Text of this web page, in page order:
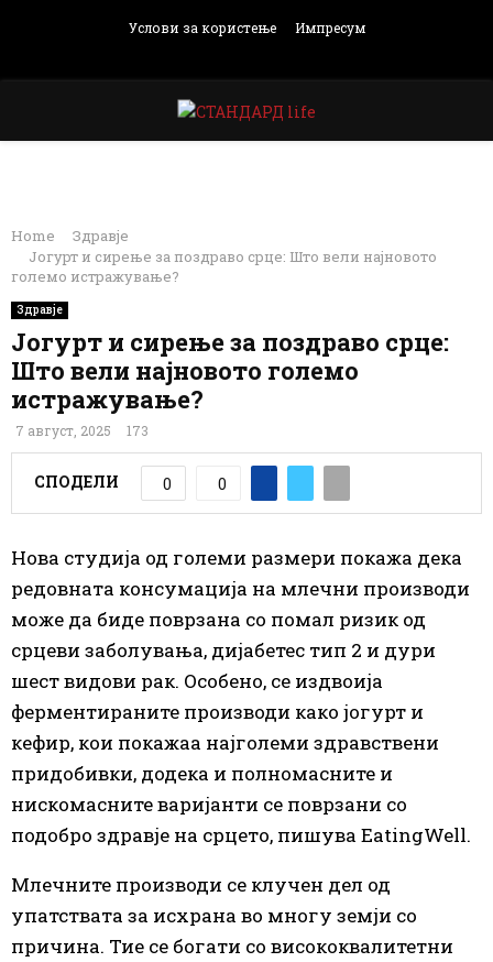
Услови за користење Импресум
PRIMARY
Home
Здравје
Јогурт и сирење за поздраво срце: Што вели најновото
големо истражување?
Здравје
Јогурт и сирење за поздраво срце:
Што вели најновото големо
истражување?
7 август, 2025 173
СПОДЕЛИ 0 0
Нова студија од големи размери покажа дека
редовната консумација на млечни производи
може да биде поврзана со помал ризик од
срцеви заболувања, дијабетес тип 2 и дури
шест видови рак. Особено, се издвоија
ферментираните производи како јогурт и
кефир, кои покажаа најголеми здравствени
придобивки, додека и полномасните и
нискомасните варијанти се поврзани со
подобро здравје на срцето, пишува EatingWell.
Млечните производи се клучен дел од
упатствата за исхрана во многу земји со
причина. Тие се богати со висококвалитетни